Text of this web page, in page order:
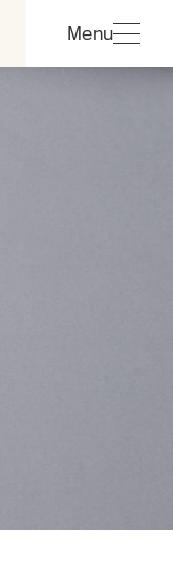
Menu